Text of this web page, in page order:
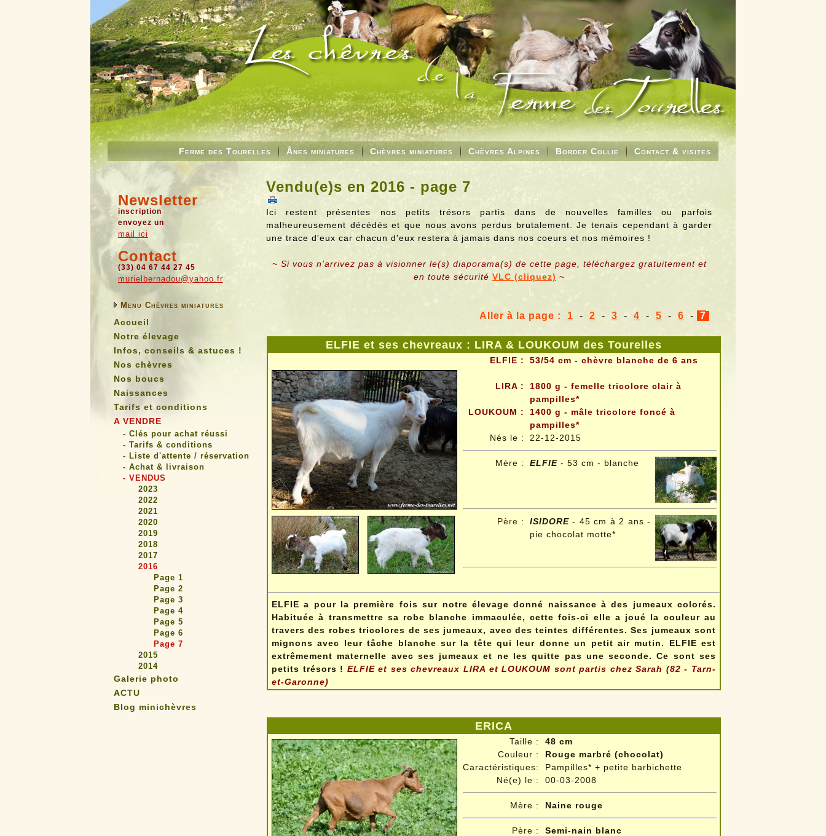
Ferme des Tourelles Ânes miniatures Chèvres miniatures Chèvres Alpines Border Collie Contact & visites
Newsletter
inscription
envoyez un
mail ici
Contact
(33) 04 67 44 27 45
murielbernadou@yahoo.fr
Menu Chèvres miniatures
Accueil
Notre élevage
Infos, conseils & astuces !
Nos chèvres
Nos boucs
Naissances
Tarifs et conditions
A VENDRE
- Clés pour achat réussi
- Tarifs & conditions
- Liste d'attente / réservation
- Achat & livraison
- VENDUS
2023
2022
2021
2020
2019
2018
2017
2016
Page 1
Page 2
Page 3
Page 4
Page 5
Page 6
Page 7
2015
2014
Galerie photo
ACTU
Blog minichèvres
Vendu(e)s en 2016 - page 7
Ici restent présentes nos petits trésors partis dans de nouvelles familles ou parfois
malheureusement décédés et que nous avons perdus brutalement. Je tenais cependant à garder
une trace d'eux car chacun d'eux restera à jamais dans nos coeurs et nos mémoires !
~ Si vous n'arrivez pas à visionner le(s) diaporama(s) de cette page, téléchargez gratuitement et
en toute sécurité VLC (cliquez) ~
Aller à la page : 1 - 2 - 3 - 4 - 5 - 6 - 7
ELFIE et ses chevreaux : LIRA & LOUKOUM des Tourelles
ELFIE :
LIRA :
LOUKOUM :
Nés le :
53/54 cm - chèvre blanche de 6 ans
1800 g - femelle tricolore clair à
pampilles*
1400 g - mâle tricolore foncé à
pampilles*
22-12-2015
Mère : ELFIE - 53 cm - blanche
Père : ISIDORE - 45 cm à 2 ans -
pie chocolat motte*
ELFIE a pour la première fois sur notre élevage donné naissance à des jumeaux colorés.
Habituée à transmettre sa robe blanche immaculée, cette fois-ci elle a joué la couleur au
travers des robes tricolores de ses jumeaux, avec des teintes différentes. Ses jumeaux sont
mignons avec leur tâche blanche sur la tête qui leur donne un petit air mutin. ELFIE est
extrêmement maternelle avec ses jumeaux et ne les quitte pas une seconde. Ce sont ses
petits trésors ! ELFIE et ses chevreaux LIRA et LOUKOUM sont partis chez Sarah (82 - Tarn-
et-Garonne)
ERICA
Taille :
Couleur :
Caractéristiques:
Né(e) le :
48 cm
Rouge marbré (chocolat)
Pampilles* + petite barbichette
00-03-2008
Mère : Naine rouge
Père : Semi-nain blanc